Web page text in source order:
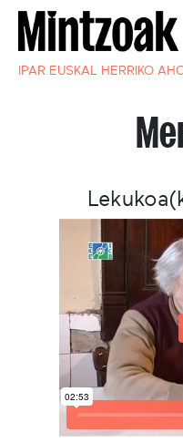
IPAR EUSKAL HERRIKO